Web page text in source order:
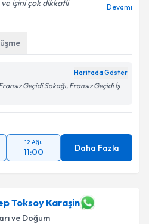
işini çok dikkatli
Devamı
Haritada Göster
Geçidi Sokağı, Fransız Geçidi İş
12 Ağu
11:00 Daha Fazla
Toksoy Karaşin
ve Doğum